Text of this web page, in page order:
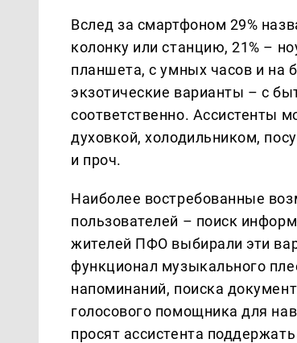
Вслед за смартфоном 29%
колонку или станцию, 21% –
планшета, с умных часов и на
экзотические варианты – с
соответственно. Ассистенты
духовкой, холодильником,
и проч.
Наиболее востребованные
пользователей – поиск
жителей ПФО выбирали эти
функционал музыкального
напоминаний, поиска
голосового помощника для
просят ассистента